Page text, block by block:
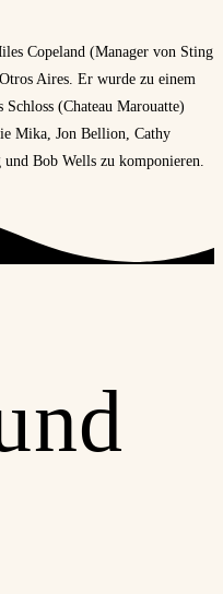
Copeland (Manager von Sting
Aires. Er wurde zu einem
(Chateau Marouatte)
Mika, Jon Bellion, Cathy
Bob Wells zu komponieren.